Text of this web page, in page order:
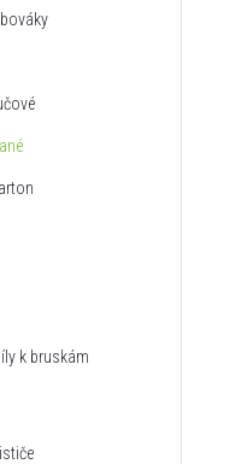
k bruskám